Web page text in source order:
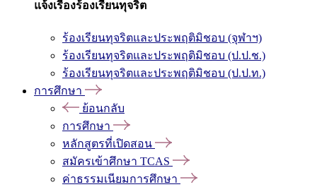
แจ้งเรื่องร้องเรียนทุจริต
ร้องเรียนทุจริตและประพฤติมิชอบ (จุฬาฯ)
ร้องเรียนทุจริตและประพฤติมิชอบ (ป.ป.ช.)
ร้องเรียนทุจริตและประพฤติมิชอบ (ป.ป.ท.)
การศึกษา
ย้อนกลับ
การศึกษา
หลักสูตรที่เปิดสอน
สมัครเข้าศึกษา TCAS
ค่าธรรมเนียมการศึกษา